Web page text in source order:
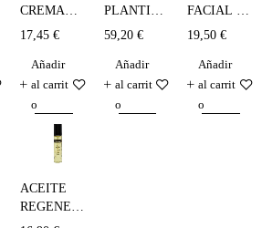
CREMA
DE
17,45€
Añadir
al carrit
o
PLANTIS
10%
10 ml.
59,20 €
Añadir
al carrit
o
FACIAL -
30 ml.
19,50€
Añadir
al carrit
o
ACEITE
REGENERANTE
- 100 ml.